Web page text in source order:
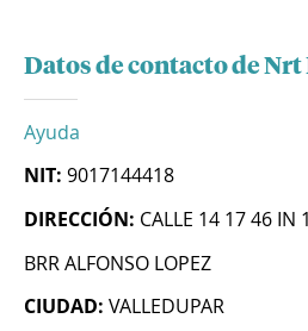
Datos de contacto de Nrt
Ayuda
NIT: 9017144418
DIRECCIÓN: CALLE 14 17 46 IN
BRR ALFONSO LOPEZ
CIUDAD: VALLEDUPAR